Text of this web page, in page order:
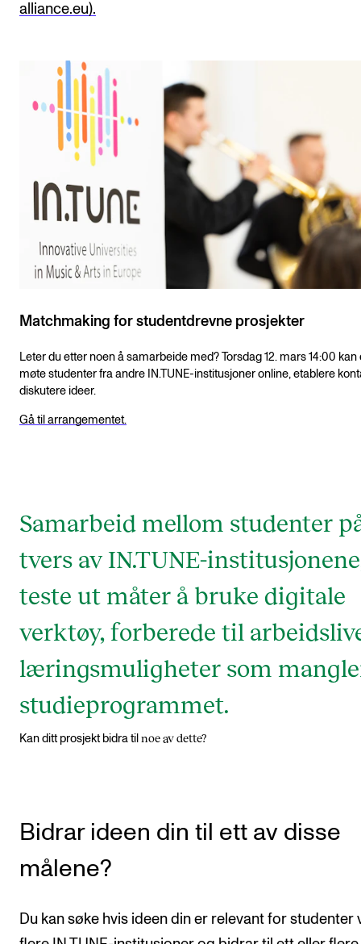
alliance.eu).
Matchmaking for studentdrevne prosjekter
Leter du etter noen å samarbeide med? Torsdag 12. mars 14:00 kan
møte studenter fra andre IN.TUNE-institusjoner online, etablere
diskutere ideer.
Gå til arrangementet.
Samarbeid mellom studenter
tvers av IN.TUNE-
teste ut måter å bruke digitale
verktøy, forberede til
læringsmuligheter som
studieprogrammet.
Kan ditt prosjekt bidra til noe av dette?
Bidrar ideen din til ett av disse
målene?
Du kan søke hvis ideen din er relevant for studenter